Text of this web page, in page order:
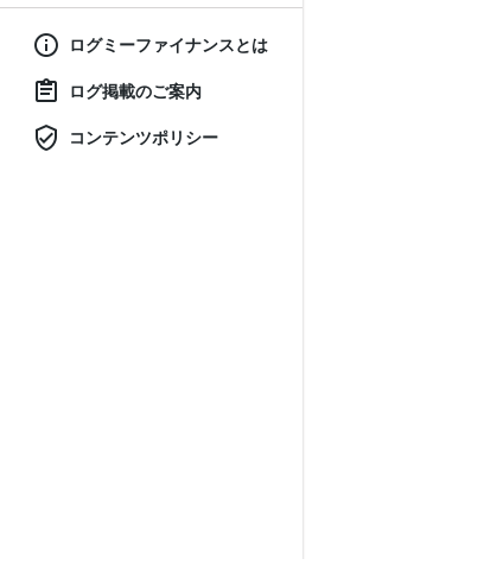
ログミーファイナンスとは
ログ掲載のご案内
コンテンツポリシー